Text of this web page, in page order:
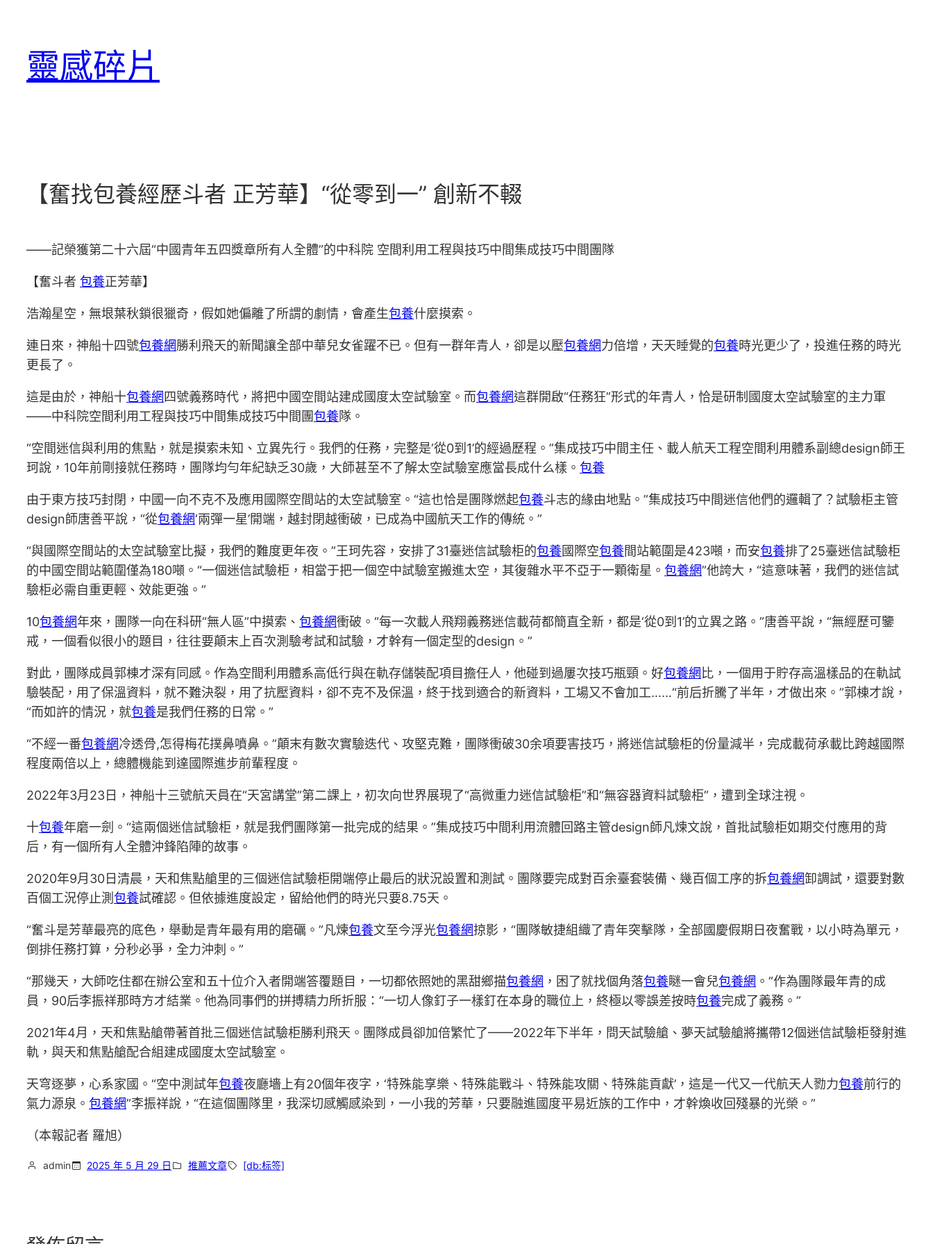
靈感碎片
【奮找包養經歷斗者 正芳華】“從零到一” 創新不輟
——記榮獲第二十六屆“中國青年五四獎章所有人全體”的中科院 空間利用工程與技巧中間集成技巧中間團隊
【奮斗者 包養正芳華】
浩瀚星空，無垠葉秋鎖很獵奇，假如她偏離了所謂的劇情，會產生包養什麼摸索。
連日來，神船十四號包養網勝利飛天的新聞讓全部中華兒女雀躍不已。但有一群年青人，卻是以壓包養網力倍增，天天睡覺的包養時光更少了，投進任務的時光
更長了。
這是由於，神船十包養網 四號義務時代，將把中國空間站建成國度太空試驗室。而包養網這群開啟“任務狂”形式的年青人，恰是研制國度太空試驗室的主力軍
——中科院空間利用工程與技巧中間集成技巧中間團包養隊。
“空間迷信與利用的焦點，就是摸索未知、立異先行。我們的任務，完整是‘從0到1’的經過歷程。”集成技巧中間主任、載人航天工程空間利用體系副總design師王
珂說，10年前剛接就任務時，團隊均勻年紀缺乏30歲，大師甚至不了解太空試驗室應當長成什么樣。 包養
由于東方技巧封閉，中國一向不克不及應用國際空間站的太空試驗室。“這也恰是團隊燃起包養斗志的緣由地點。”集成技巧中間迷信他們的邏輯了？試驗柜主管
design師唐善平說，“從包養網‘兩彈一星’開端，越封閉越衝破，已成為中國航天工作的傳統。”
“與國際空間站的太空試驗室比擬，我們的難度更年夜。”王珂先容，安排了31臺迷信試驗柜的包養國際空包養間站範圍是423噸，而安包養排了25臺迷信試驗柜
的中國空間站範圍僅為180噸。“一個迷信試驗柜，相當于把一個空中試驗室搬進太空，其復雜水平不亞于一顆衛星。 包養網”他誇大，“這意味著，我們的迷信試
驗柜必需自重更輕、效能更強。”
10包養網年來，團隊一向在科研“無人區”中摸索、 包養網衝破。“每一次載人飛翔義務迷信載荷都簡直全新，都是‘從0到1’的立異之路。”唐善平說，“無經歷可鑒
戒，一個看似很小的題目，往往要顛末上百次測驗考試和試驗，才幹有一個定型的design。”
對此，團隊成員郭棟才深有同感。作為空間利用體系高低行與在軌存儲裝配項目擔任人，他碰到過屢次技巧瓶頸。好包養網 比，一個用于貯存高溫樣品的在軌試
驗裝配，用了保溫資料，就不難決裂，用了抗壓資料，卻不克不及保溫，終于找到適合的新資料，工場又不會加工……“前后折騰了半年，才做出來。”郭棟才說，
“而如許的情況，就包養是我們任務的日常。”
“不經一番包養網冷透骨,怎得梅花撲鼻噴鼻。”顛末有數次實驗迭代、攻堅克難，團隊衝破30余項要害技巧，將迷信試驗柜的份量減半，完成載荷承載比跨越國際
程度兩倍以上，總體機能到達國際進步前輩程度。
2022年3月23日，神船十三號航天員在“天宮講堂”第二課上，初次向世界展現了“高微重力迷信試驗柜”和“無容器資料試驗柜”，遭到全球注視。
十包養年磨一劍。“這兩個迷信試驗柜，就是我們團隊第一批完成的結果。”集成技巧中間利用流體回路主管design師凡煉文說，首批試驗柜如期交付應用的背
后，有一個所有人全體沖鋒陷陣的故事。
2020年9月30日清晨，天和焦點艙里的三個迷信試驗柜開端停止最后的狀況設置和測試。團隊要完成對百余臺套裝備、幾百個工序的拆包養網卸調試，還要對數
百個工況停止測包養試確認。但依據進度設定，留給他們的時光只要8.75天。
“奮斗是芳華最亮的底色，舉動是青年最有用的磨礪。”凡煉包養文至今浮光包養網掠影，“團隊敏捷組織了青年突擊隊，全部國慶假期日夜奮戰，以小時為單元，
倒排任務打算，分秒必爭，全力沖刺。”
“那幾天，大師吃住都在辦公室和五十位介入者開端答覆題目，一切都依照她的黑甜鄉描包養網 ，困了就找個角落包養瞇一會兒包養網 。”作為團隊最年青的成
員，90后李振祥那時方才結業。他為同事們的拼搏精力所折服：“一切人像釘子一樣釘在本身的職位上，終極以零誤差按時包養完成了義務。”
2021年4月，天和焦點艙帶著首批三個迷信試驗柜勝利飛天。團隊成員卻加倍繁忙了——2022年下半年，問天試驗艙、夢天試驗艙將攜帶12個迷信試驗柜發射進
軌，與天和焦點艙配合組建成國度太空試驗室。
天穹逐夢，心系家國。“空中測試年包養夜廳墻上有20個年夜字，‘特殊能享樂、特殊能戰斗、特殊能攻關、特殊能貢獻’，這是一代又一代航天人勠力包養前行的
氣力源泉。 包養網”李振祥說，“在這個團隊里，我深切感觸感染到，一小我的芳華，只要融進國度平易近族的工作中，才幹煥收回殘暴的光榮。”
（本報記者 羅旭）
admin 2025 年 5 月 29 日 推薦文章 [db:标签]